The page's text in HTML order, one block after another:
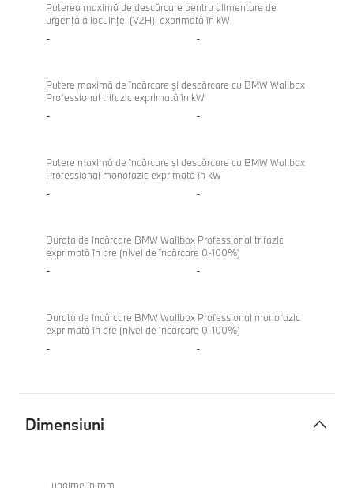
Puterea maximă de descărcare pentru alimentare de
urgenţă a locuinţei (V2H), exprimată în kW
- -
Putere maximă de încărcare şi descărcare cu BMW Wallbox
Professional trifazic exprimată în kW
- -
Putere maximă de încărcare şi descărcare cu BMW Wallbox
Professional monofazic exprimată în kW
- -
Durata de încărcare BMW Wallbox Professional trifazic
exprimată în ore (nivel de încărcare 0-100%)
- -
Durata de încărcare BMW Wallbox Professional monofazic
exprimată în ore (nivel de încărcare 0-100%)
- -
Dimensiuni
Lungime în mm